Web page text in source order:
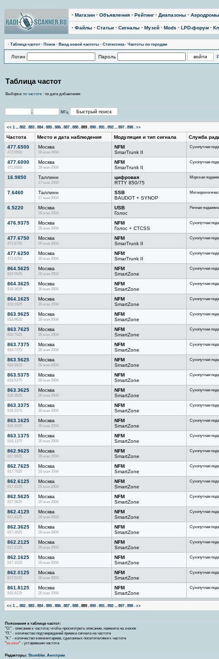
· Магазин · Объявления · Рейтинг · Диапазоны · Аэродромы
· Файлы · Статьи · Сигналы · Музей · Mods · LPD-форум ·
· Тaблицa чaстoт · Поиск · Ввод новой частоты · Статистика· Частоты по городам
Логин Пароль
Таблица частот
Выборка: по частоте · по дате добавления
МГц
<< 1... 882. 883 . 884. 885. 886. 887 . 888. 889. 890 . 891. 892... 897 . 898. >>
Частота Место и дата наблюдения Модуляция и тип сигнала
Служба
477.6500
472.6500
Москва
28 мая 2004
NFM
SmarTrunk II
Сухопутная
477.6000
472.6000
Москва
28 мая 2004
NFM
SmarTrunk II
Сухопутная
16.9850 Таллинн
27 мая 2004
цифровая
RTTY 850/75
Морская
7.6460 Таллинн
27 мая 2004
SSB
BAUDOT + SYNOP
6.5220 Москва
26 мая 2004
USB
Голос
Речная
476.9375 Москва
26 мая 2004
NFM
Голос + CTCSS
Сухопутная
477.6750
472.6750
Москва
26 мая 2004
NFM
SmarTrunk II
Сухопутная
477.6250
472.6250
Москва
26 мая 2004
NFM
SmarTrunk II
Сухопутная
864.5625
819.5625
Москва
26 мая 2004
NFM
SmartZone
Сухопутная
864.3625
819.3625
Москва
26 мая 2004
NFM
SmartZone
Сухопутная
864.1625
819.1625
Москва
26 мая 2004
NFM
SmartZone
Сухопутная
863.9625
818.9625
Москва
26 мая 2004
NFM
SmartZone
Сухопутная
863.7625
818.7625
Москва
26 мая 2004
NFM
SmartZone
Сухопутная
863.7375
818.7375
Москва
26 мая 2004
NFM
SmartZone
Сухопутная
863.5625
818.5625
Москва
26 мая 2004
NFM
SmartZone
Сухопутная
863.5375
818.5375
Москва
26 мая 2004
NFM
SmartZone
Сухопутная
863.3625
818.3625
Москва
26 мая 2004
NFM
SmartZone
Сухопутная
863.3375
818.3375
Москва
26 мая 2004
NFM
SmartZone
Сухопутная
863.1625
818.1625
Москва
26 мая 2004
NFM
SmartZone
Сухопутная
863.1375
818.1375
Москва
26 мая 2004
NFM
SmartZone
Сухопутная
862.9625
817.9625
Москва
26 мая 2004
NFM
SmartZone
Сухопутная
862.7625
817.7625
Москва
26 мая 2004
NFM
SmartZone
Сухопутная
862.6125
817.6125
Москва
26 мая 2004
NFM
SmartZone
Сухопутная
862.5625
817.5625
Москва
26 мая 2004
NFM
SmartZone
Сухопутная
862.4125
817.4125
Москва
26 мая 2004
NFM
SmartZone
Сухопутная
862.3625
817.3625
Москва
26 мая 2004
NFM
SmartZone
Сухопутная
862.2125
817.2125
Москва
26 мая 2004
NFM
SmartZone
Сухопутная
862.1625
817.1625
Москва
26 мая 2004
NFM
SmartZone
Сухопутная
862.0125
817.0125
Москва
26 мая 2004
NFM
SmartZone
Сухопутная
861.8125
816.8125
Москва
26 мая 2004
NFM
SmartZone
Сухопутная
<< 1... 882. 883 . 884. 885. 886. 887 . 888. 889. 890 . 891. 892... 897 . 898. >>
Пояснения к таблице частот:
"О." - описание к частоте; чтобы просмотреть описание, нажмите на значок
"П." - количество подтверждений приема сигнала на частоте
"К." - количество комментариев, сделанных посетителями к частоте
"хх.хххх" - устаревшая частота
Редакторы: Stumbler, Ангстрем